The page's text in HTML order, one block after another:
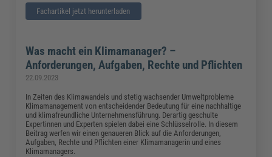
Fachartikel jetzt herunterladen
Was macht ein Klimamanager? –
Anforderungen, Aufgaben, Rechte und Pflichten
22.09.2023
In Zeiten des Klimawandels und stetig wachsender Umweltprobleme
Klimamanagement von entscheidender Bedeutung für eine nachhaltige
und klimafreundliche Unternehmensführung. Derartig geschulte
Expertinnen und Experten spielen dabei eine Schlüsselrolle. In diesem
Beitrag werfen wir einen genaueren Blick auf die Anforderungen,
Aufgaben, Rechte und Pflichten einer Klimamanagerin und eines
Klimamanagers.